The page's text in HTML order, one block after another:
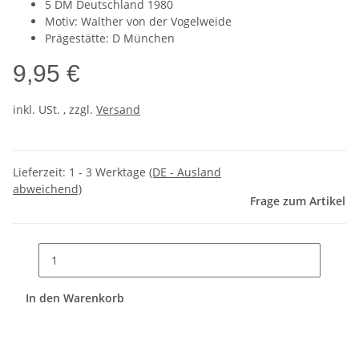
5 DM Deutschland 1980
Motiv: Walther von der Vogelweide
Prägestätte: D München
9,95 €
inkl. USt. , zzgl. Versand
Lieferzeit: 1 - 3 Werktage (DE - Ausland
abweichend)
Frage zum Artikel
In den Warenkorb